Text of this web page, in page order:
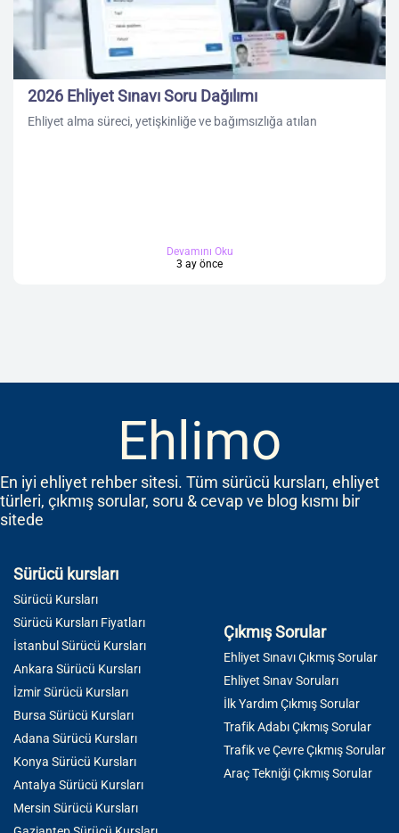
2026 Ehliyet Sınavı Soru Dağılımı
Ehliyet alma süreci, yetişkinliğe ve bağımsızlığa atılan
Devamını Oku
3 ay önce
Ehlimo
En iyi ehliyet rehber sitesi. Tüm sürücü kursları, ehliyet
türleri, çıkmış sorular, soru & cevap ve blog kısmı bir
sitede
Sürücü kursları
Sürücü Kursları
Sürücü Kursları Fiyatları
İstanbul Sürücü Kursları
Ankara Sürücü Kursları
İzmir Sürücü Kursları
Bursa Sürücü Kursları
Adana Sürücü Kursları
Konya Sürücü Kursları
Antalya Sürücü Kursları
Mersin Sürücü Kursları
Çıkmış Sorular
Ehliyet Sınavı Çıkmış Sorular
Ehliyet Sınav Soruları
İlk Yardım Çıkmış Sorular
Trafik Adabı Çıkmış Sorular
Trafik ve Çevre Çıkmış Sorular
Araç Tekniği Çıkmış Sorular